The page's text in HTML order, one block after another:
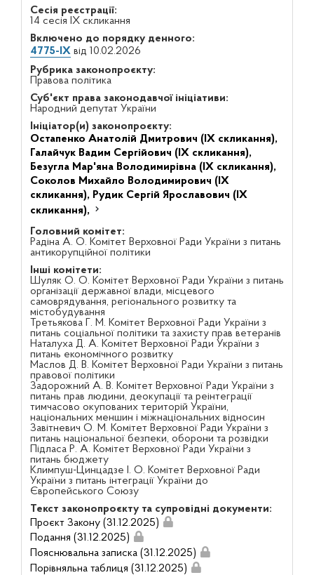
Сесія реєстрації:
14 сесія IX скликання
Включено до порядку денного:
4775-IXвід 10.02.2026
Рубрика законопроєкту:
Правова політика
Суб'єкт права законодавчої ініціативи:
Народний депутат України
Ініціатор(и) законопроєкту:
Остапенко Анатолій Дмитрович (IX скликання),
Галайчук Вадим Сергійович (IX скликання),
Безугла Мар'яна Володимирівна (IX скликання),
Соколов Михайло Володимирович (IX
скликання), Рудик Сергій Ярославович (IX
скликання),
Головний комітет:
Радіна А. О. Комітет Верховної Ради України з питань
антикорупційної політики
Інші комітети:
Шуляк О. О. Комітет Верховної Ради України з питань
організації державної влади, місцевого
самоврядування, регіонального розвитку та
містобудування
Третьякова Г. М. Комітет Верховної Ради України з
питань соціальної політики та захисту прав ветеранів
Наталуха Д. А. Комітет Верховної Ради України з
питань економічного розвитку
Маслов Д. В. Комітет Верховної Ради України з питань
правової політики
Задорожний А. В. Комітет Верховної Ради України з
питань прав людини, деокупації та реінтеграції
тимчасово окупованих територій України,
національних меншин і міжнаціональних відносин
Завітневич О. М. Комітет Верховної Ради України з
питань національної безпеки, оборони та розвідки
Підласа Р. А. Комітет Верховної Ради України з
питань бюджету
Климпуш-Цинцадзе І. О. Комітет Верховної Ради
України з питань інтеграції України до
Європейського Союзу
Текст законопроєкту та супровідні документи:
Проєкт Закону (31.12.2025)
Подання (31.12.2025)
Пояснювальна записка (31.12.2025)
Порівняльна таблиця (31.12.2025)